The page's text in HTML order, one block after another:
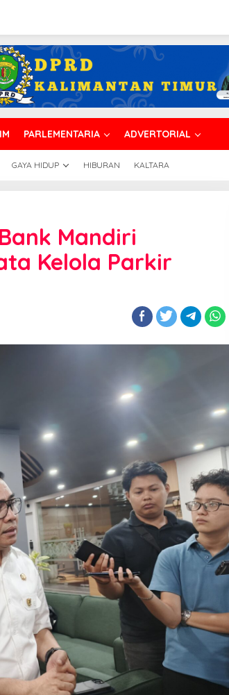
PARLEMENTARIA ADVERTORIAL
GAYA HIDUP HIBURAN KALTARA
Mandiri
Kelola Parkir